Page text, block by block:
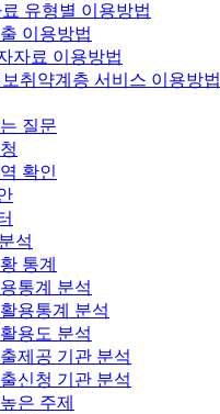
료 유형별 이용방법
이용방법
자료 이용방법
보취약계층 서비스 이용방법
질문
확인
석
통계
통계 분석
용통계 분석
용도 분석
제공 기관 분석
신청 기관 분석
은 주제